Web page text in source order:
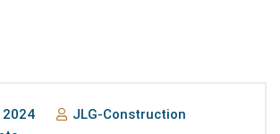
2024
JLG-Construction